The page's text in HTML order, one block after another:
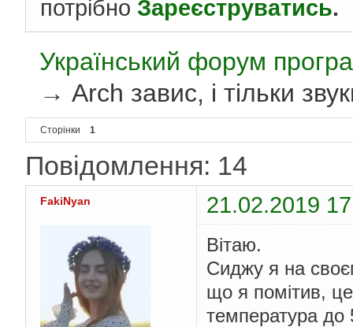
потрібно Зареєструватись.
Український форум
→Arch завис, і тільки
Сторінки 1
Повідомлення: 14
FakiNyan 21.02.2019
Вітаю.
Сиджу я на
що я помітив,
температура до